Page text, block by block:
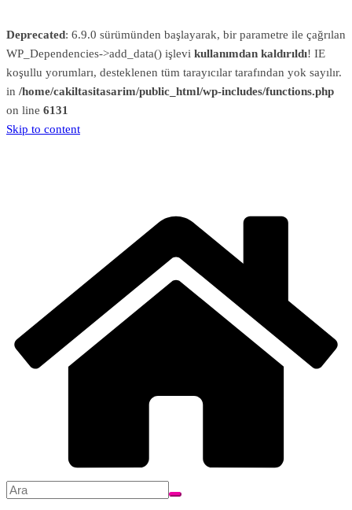
Deprecated: 6.9.0 sürümünden başlayarak, bir parametre ile çağrılan
WP_Dependencies->add_data() işlevi kullanımdan kaldırıldı! IE
koşullu yorumları, desteklenen tüm tarayıcılar tarafından yok sayılır.
in /home/cakiltasitasarim/public_html/wp-includes/functions.php
on line 6131
Skip to content